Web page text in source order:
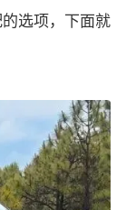
选项，下面就